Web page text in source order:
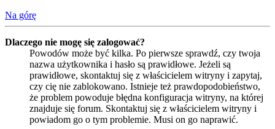
Na górę
Dlaczego nie mogę się zalogować?
Powodów może być kilka. Po pierwsze sprawdź, czy twoja
nazwa użytkownika i hasło są prawidłowe. Jeżeli są
prawidłowe, skontaktuj się z właścicielem witryny i zapytaj,
czy cię nie zablokowano. Istnieje też prawdopodobieństwo,
że problem powoduje błędna konfiguracja witryny, na której
znajduje się forum. Skontaktuj się z właścicielem witryny i
powiadom go o tym problemie. Musi on go naprawić.